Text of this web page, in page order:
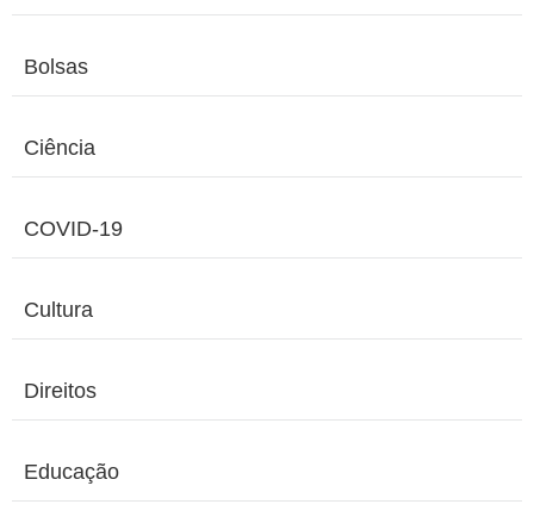
Bolsas
Ciência
COVID-19
Cultura
Direitos
Educação